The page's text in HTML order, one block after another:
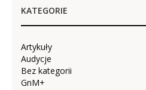
KATEGORIE
Artykuły
Audycje
Bez kategorii
GnM+